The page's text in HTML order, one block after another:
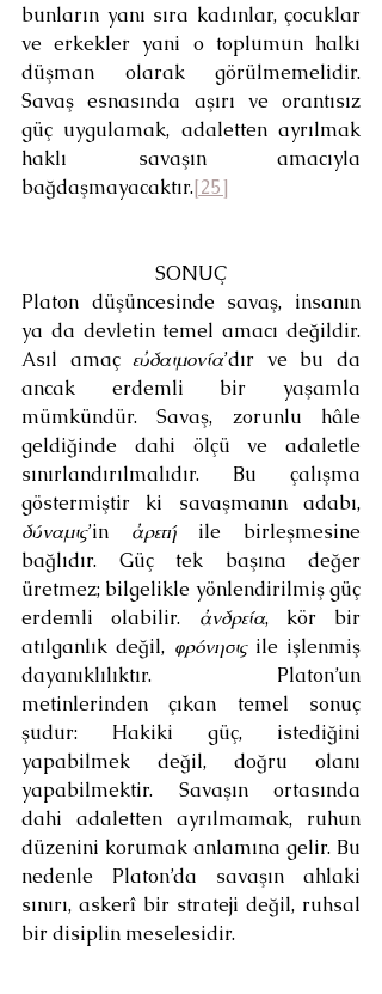
bunların yanı sıra kadınlar, çocuklar
ve erkekler yani o toplumun halkı
düşman olarak görülmemelidir.
Savaş esnasında aşırı ve orantısız
güç uygulamak, adaletten ayrılmak
haklı savaşın amacıyla
bağdaşmayacaktır.[25]
SONUÇ
Platon düşüncesinde savaş, insanın
ya da devletin temel amacı değildir.
Asıl amaç εὐδαιμονία’dır ve bu da
ancak erdemli bir yaşamla
mümkündür. Savaş, zorunlu hâle
geldiğinde dahi ölçü ve adaletle
sınırlandırılmalıdır. Bu çalışma
δύναμις’in ἀρετή ile birleşmesine
bağlıdır. Güç tek başına değer
üretmez; bilgelikle yönlendirilmiş güç
erdemli olabilir. ἀνδρεία, kör bir
atılganlık değil, φρόνησις ile işlenmiş
dayanıklılıktır. Platon’un
metinlerinden çıkan temel sonuç
şudur: Hakiki güç, istediğini
yapabilmek değil, doğru olanı
yapabilmektir. Savaşın ortasında
dahi adaletten ayrılmamak, ruhun
düzenini korumak anlamına gelir. Bu
nedenle Platon’da savaşın ahlaki
sınırı, askerî bir strateji değil, ruhsal
bir disiplin meselesidir.